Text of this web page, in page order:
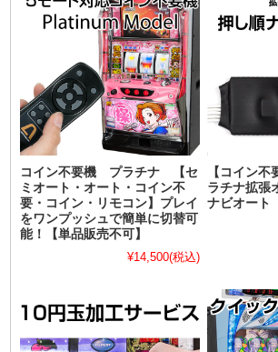
コイン不要機 プラチナ 【セ
ミオート・オート・コイン不
要・コイン・リモコン】プレイ
をワンプッシュで簡単に切替可
能！【単品販売不可】
¥14,500(税込)
【コイン
ラチナ拡張
ナビオート